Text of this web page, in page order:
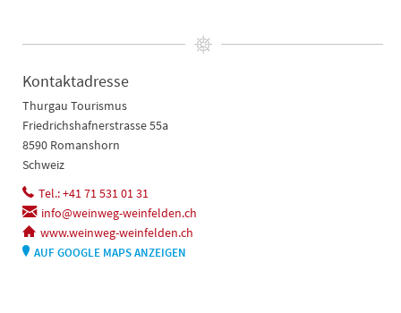
Kontaktadresse
Thurgau Tourismus
Friedrichshafnerstrasse 55a
8590 Romanshorn
Schweiz
Tel.: +41 71 531 01 31
info@weinweg-weinfelden.ch
www.weinweg-weinfelden.ch
AUF GOOGLE MAPS ANZEIGEN